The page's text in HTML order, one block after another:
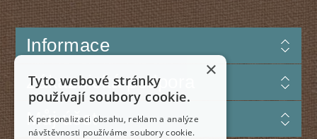
Informace
Zákaznická podpora
Můj účet
×
Tyto webové stránky
používají soubory cookie.
K personalizaci obsahu, reklam a analýze
návštěvnosti používáme soubory cookie.